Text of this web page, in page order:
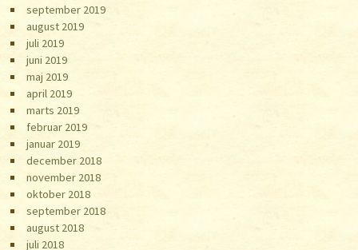
september 2019
august 2019
juli 2019
juni 2019
maj 2019
april 2019
marts 2019
februar 2019
januar 2019
december 2018
november 2018
oktober 2018
september 2018
august 2018
juli 2018